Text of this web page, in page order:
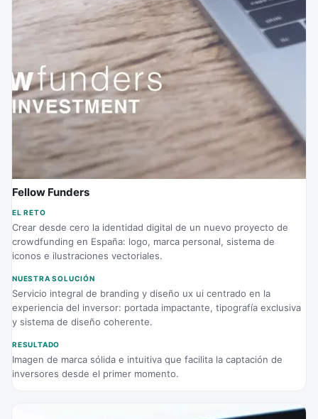
Fellow Funders
EL RETO
Crear desde cero la identidad digital de un nuevo proyecto de
crowdfunding en España: logo, marca personal, sistema de
iconos e ilustraciones vectoriales.
NUESTRA SOLUCIÓN
Servicio integral de branding y diseño ux ui centrado en la
experiencia del inversor: portada impactante, tipografía exclusiva
y sistema de diseño coherente.
RESULTADO
Imagen de marca sólida e intuitiva que facilita la captación de
inversores desde el primer momento.